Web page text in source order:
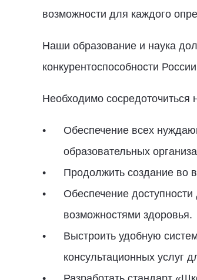
возможности для каждого
Наши образование и наука
конкурентоспособности
Необходимо сосредоточиться
Обеспечение всех
образовательных
Продолжить создание во
Обеспечение
возможностями здоровья.
Выстроить удобную
консультационных услуг